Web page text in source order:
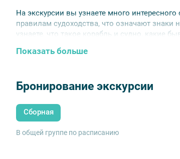
На экскурсии вы узнаете много
правилам судоходства, что означают
узнаете, что такое корабль и судно, какие
Вы узнаете, чтоИван Фёдорович Крузенштерн
спуске у Горного института.
Чтобы лучше рассмотреть то, что вдали,
Показать больше
Бронирование экскурсии
Сборная
В общей группе по расписанию